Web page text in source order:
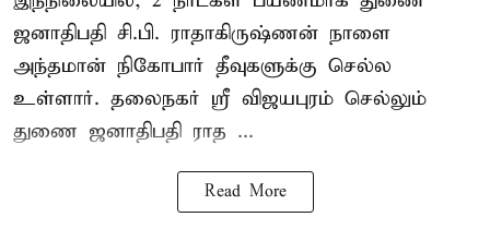
ஜனாதிபதி சி.பி. ராதாகிருஷ்ணன் நாளை
அந்தமான் நிகோபார் தீவுகளுக்கு செல்ல
உள்ளார். தலைநகர் ஸ்ரீ விஜயபுரம் செல்லும்
துணை ஜனாதிபதி ராத ...
Read More